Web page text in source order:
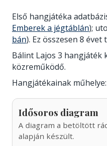
Első hangjátéka
Emberek a jégtáblán);
bán). Ez összesen 8 évet
Bálint Lajos 3 hangjáték
közreműködő.
Hangjátékainak
Idősoros diagram
A diagram a betöltött
alapján készült.